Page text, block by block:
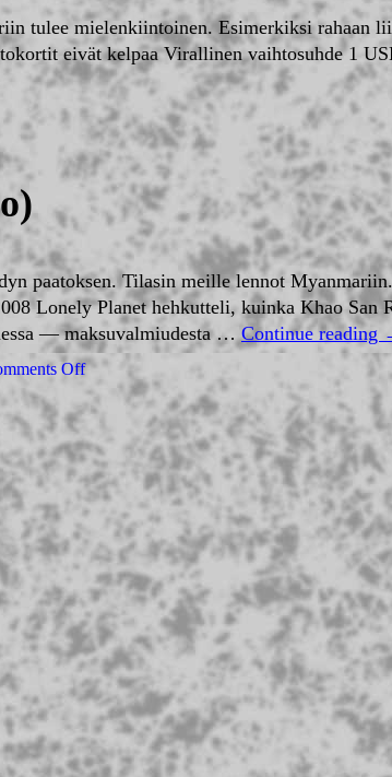
tulee mielenkiintoinen. Esimerkiksi rahaan
eivät kelpaa Virallinen vaihtosuhde 1
paatoksen. Tilasin meille lennot
Lonely Planet hehkutteli, kuinka Khao San
— maksuvalmiudesta … Continue reading
Off